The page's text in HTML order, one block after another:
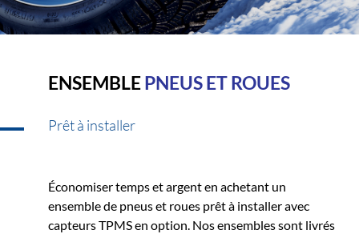
ENSEMBLEPNEUS ET ROUES
Prêt à installer
Économiser temps et argent en achetant un
ensemble de pneus et roues prêt à installer avec
capteurs TPMS en option. Nos ensembles sont livrés